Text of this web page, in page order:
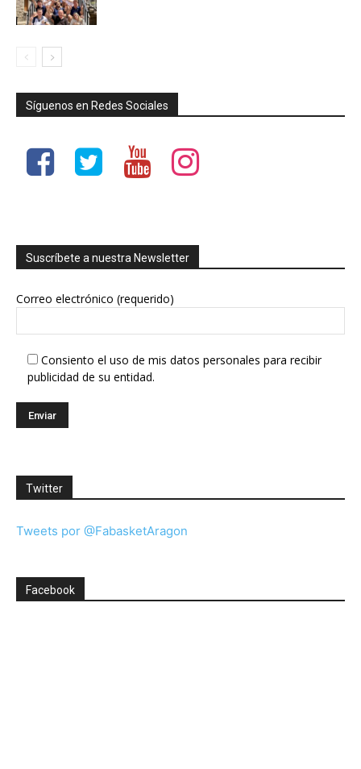
Síguenos en Redes Sociales
Suscríbete a nuestra Newsletter
Correo electrónico (requerido)
Consiento el uso de mis datos personales para recibir
publicidad de su entidad.
Twitter
Tweets por @FabasketAragon
Facebook